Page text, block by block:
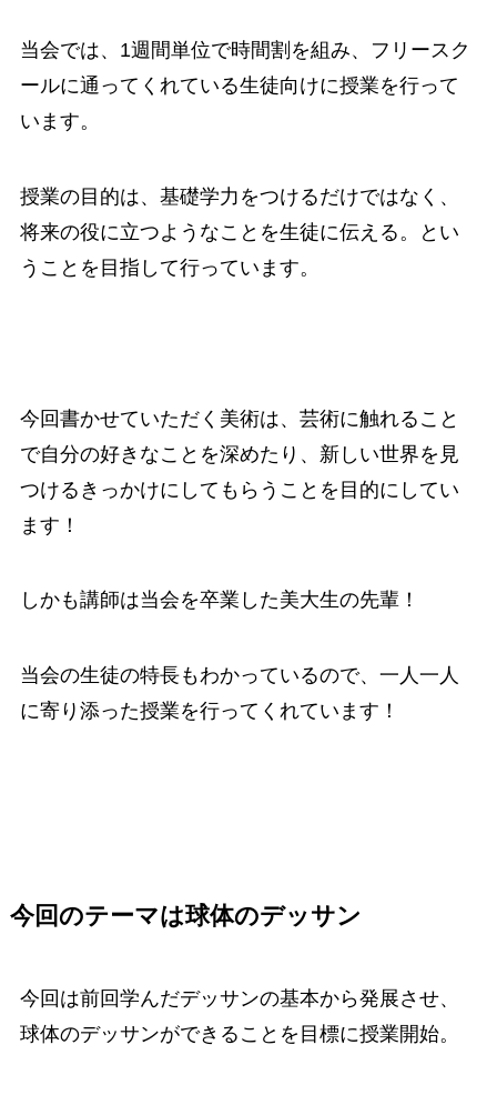
当会では、1週間単位で時間割を組み、フリースク
ールに通ってくれている生徒向けに授業を行って
います。
授業の目的は、基礎学力をつけるだけではなく、
将来の役に立つようなことを生徒に伝える。とい
うことを目指して行っています。
今回書かせていただく美術は、芸術に触れること
で自分の好きなことを深めたり、新しい世界を見
つけるきっかけにしてもらうことを目的にしてい
ます！
しかも講師は当会を卒業した美大生の先輩！
当会の生徒の特長もわかっているので、一人一人
に寄り添った授業を行ってくれています！
今回のテーマは球体のデッサン
今回は前回学んだデッサンの基本から発展させ、
球体のデッサンができることを目標に授業開始。